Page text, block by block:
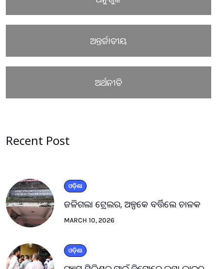
ଅନ୍ତର୍ଜାତୀୟ
ଅର୍ଥନୀତି
Recent Post
ଓଡ଼ିଶା
ଜଳିଗଲା ଟ୍ରେଲର, ଅଳ୍ପକେ ବର୍ତ୍ତିଲେ ଚାଳକ
MARCH 10, 2026
ଓଡ଼ିଶା